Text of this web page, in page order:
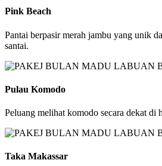
Pink Beach
Pantai berpasir merah jambu yang unik
santai.
Pulau Komodo
Peluang melihat komodo secara dekat di
Taka Makassar